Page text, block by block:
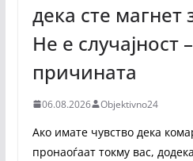
дека сте магнет
Не е случајност
причината
06.08.2026 Objektivno24
Ако имате чувство дека
пронаоѓаат токму вас,